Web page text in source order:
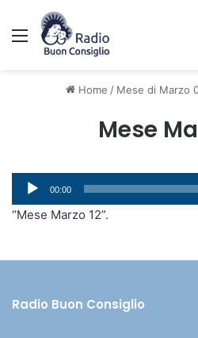
Menu
Home / Mese di Marzo
Mese
Audio
Player
00:00
“Mese Marzo 12”.
Radio Buon Consiglio